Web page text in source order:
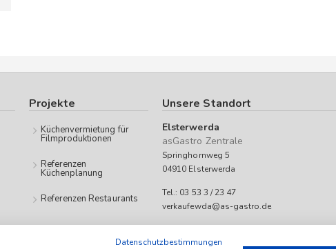
Projekte
Küchenvermietung für
Filmproduktionen
Referenzen
Küchenplanung
Referenzen Restaurants
Unsere Standort
Elsterwerda
asGastro Zentrale
Springhornweg 5
04910 Elsterwerda
Tel.: 03 53 3 / 23 47
verkaufewda@as-gastro.de
Mo-Fr 09:00 bis 17:00 Uhr
Datenschutzbestimmungen